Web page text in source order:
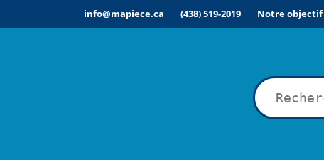
info@mapiece.ca (438) 519-2019 Notre objectif